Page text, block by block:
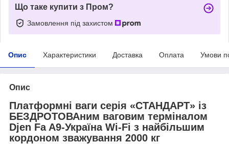
Що таке купити з Пром?
Замовлення під захистом
Опис Характеристики Доставка Оплата Умови
Опис
Платформні ваги серія «СТАНДАРТ» із
БЕЗДРОТОВАним ваговим терміналом
Djen Fa A9-Україна Wi-Fi з найбільшим
кордоном зважування 2000 кг